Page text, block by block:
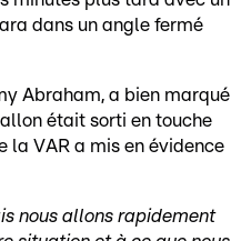
dans un angle fermé
Abraham, a bien marqué
était sorti en touche
la VAR a mis en évidence
nous allons rapidement